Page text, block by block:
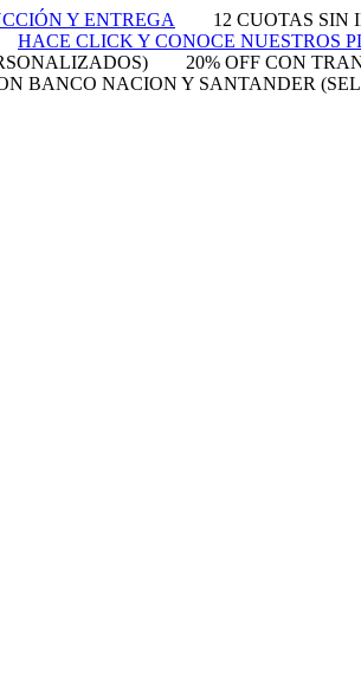
Y ENTREGA
12 CUOTAS SIN
HACE CLICK Y CONOCE NUESTROS
20% OFF CON
BANCO NACION Y SANTANDER